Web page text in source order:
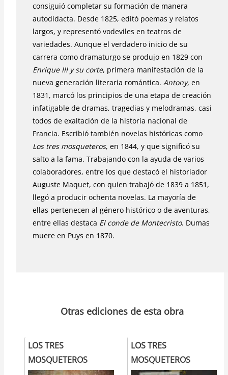
consiguió completar su formación de manera
autodidacta. Desde 1825, editó poemas y relatos
largos, y representó vodeviles en teatros de
variedades. Aunque el verdadero inicio de su
carrera como dramaturgo se produjo en 1829 con
Enrique III y su corte, primera manifestación de la
nueva generación literaria romántica. Antony, en
1831, marcó los principios de una etapa de creación
infatigable de dramas, tragedias y melodramas, casi
todos de exaltación de la historia nacional de
Francia. Escribió también novelas históricas como
Los tres mosqueteros, en 1844, y que significó su
salto a la fama. Trabajando con la ayuda de varios
colaboradores, entre los que destacó el historiador
Auguste Maquet, con quien trabajó de 1839 a 1851,
llegó a producir ochenta novelas. La mayoría de
ellas pertenecen al género histórico o de aventuras,
entre ellas destaca El conde de Montecristo. Dumas
muere en Puys en 1870.
Otras ediciones de esta obra
LOS TRES
MOSQUETEROS
LOS TRES
MOSQUETEROS